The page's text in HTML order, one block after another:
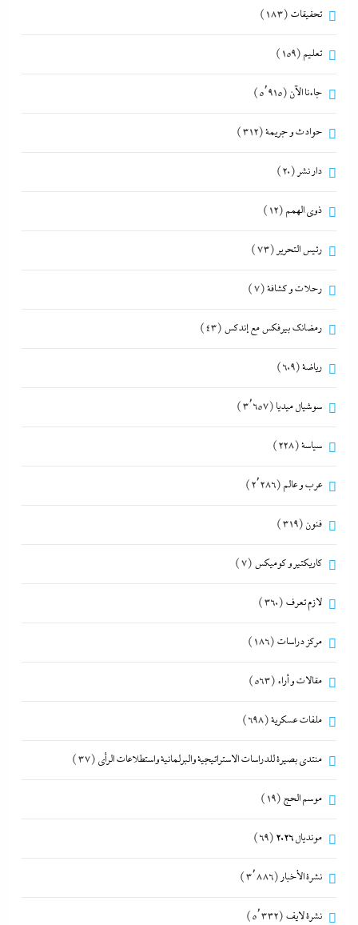
تحقيقات (183)
تعليم (159)
جاءنا الآن (5٬915)
حوادث و جريمة(312)
دار نشر (20)
ذوى الهمم (12)
رئيس التحرير (73)
رحلات و كشافة(7)
رمضانك بيرفكس مع إندكس (43)
رياضة(609)
سوشيال ميديا (3٬657)
سياسة(228)
عرب و عالم (2٬286)
فنون (319)
كاريكتير و كوميكس (7)
لازم تعرف (360)
مركز دراسات (186)
مقالات و أراء (563)
ملفات عسكرية(698)
منتدى بصيرة للدراسات الاستراتيجية والبرلمانية واستطلاعات الرأى (37)
موسم الحج (19)
مونديال 2026 (69)
نشرة الأخبار (3٬886)
نشرة لايف (5٬332)